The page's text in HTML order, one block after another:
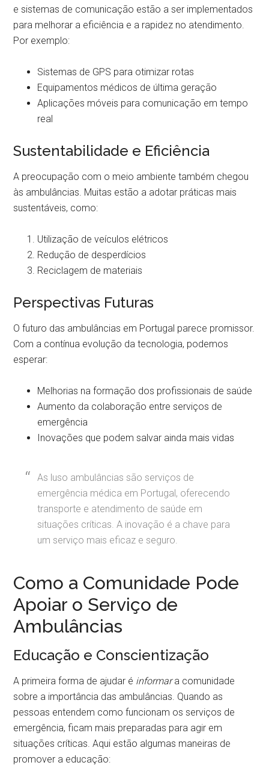
e sistemas de comunicação estão a ser implementados
para melhorar a eficiência e a rapidez no atendimento.
Por exemplo:
Sistemas de GPS para otimizar rotas
Equipamentos médicos de última geração
Aplicações móveis para comunicação em tempo
real
Sustentabilidade e Eficiência
A preocupação com o meio ambiente também chegou
às ambulâncias. Muitas estão a adotar práticas mais
sustentáveis, como:
Utilização de veículos elétricos
Redução de desperdícios
Reciclagem de materiais
Perspectivas Futuras
O futuro das ambulâncias em Portugal parece promissor.
Com a contínua evolução da tecnologia, podemos
esperar:
Melhorias na formação dos profissionais de saúde
Aumento da colaboração entre serviços de
emergência
Inovações que podem salvar ainda mais vidas
As luso ambulâncias são serviços de
emergência médica em Portugal, oferecendo
transporte e atendimento de saúde em
situações críticas. A inovação é a chave para
um serviço mais eficaz e seguro.
Como a Comunidade Pode
Apoiar o Serviço de
Ambulâncias
Educação e Conscientização
A primeira forma de ajudar é informara comunidade
sobre a importância das ambulâncias. Quando as
pessoas entendem como funcionam os serviços de
emergência, ficam mais preparadas para agir em
situações críticas. Aqui estão algumas maneiras de
promover a educação: